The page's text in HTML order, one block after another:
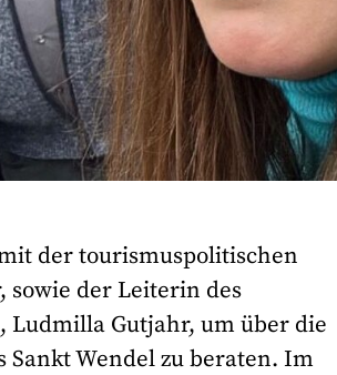
der tourismuspolitischen
sowie der Leiterin des
Ludmilla Gutjahr, um über die
Sankt Wendel zu beraten. Im